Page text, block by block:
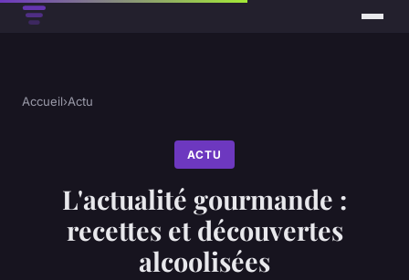
Accueil›Actu
ACTU
L'actualité gourmande :
recettes et découvertes
alcoolisées